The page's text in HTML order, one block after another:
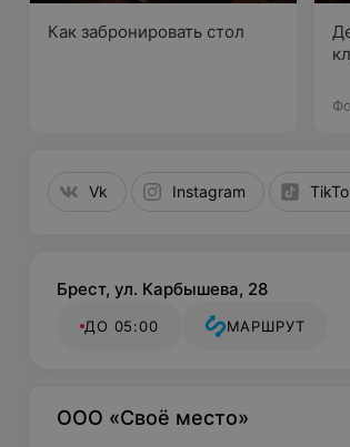
Как забронировать стол
Vk Instagram
Брест, ул. Карбышева, 28
ДО 05:00 МАРШРУТ
ООО «Своё место»